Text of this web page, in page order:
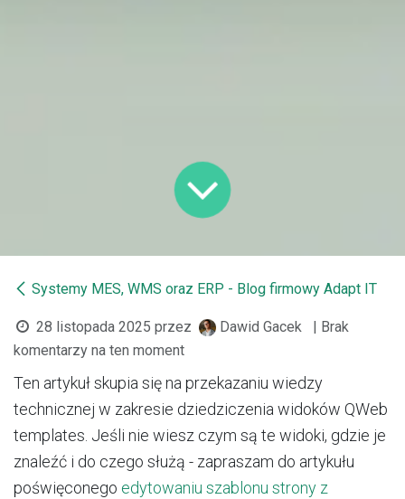
Systemy MES, WMS oraz ERP - Blog firmowy Adapt IT
28 listopada 2025 przez Dawid Gacek
| Brak
komentarzy na ten moment
Ten artykuł skupia się na przekazaniu wiedzy
technicznej w zakresie dziedziczenia widoków QWeb
templates. Jeśli nie wiesz czym są te widoki, gdzie je
znaleźć i do czego służą - zapraszam do artykułu
poświęconego edytowaniu szablonu strony z